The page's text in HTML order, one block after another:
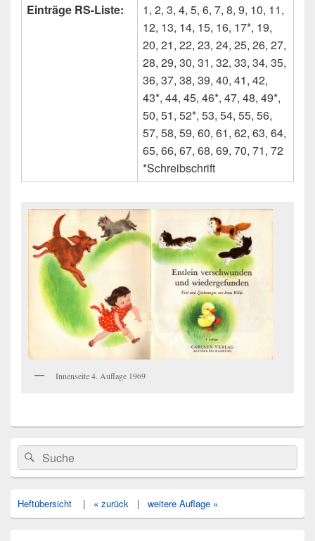
Einträge RS-Liste:
1, 2, 3, 4, 5, 6, 7, 8, 9, 10, 11,
12, 13, 14, 15, 16, 17*, 19,
20, 21, 22, 23, 24, 25, 26, 27,
28, 29, 30, 31, 32, 33, 34, 35,
36, 37, 38, 39, 40, 41, 42,
43*, 44, 45, 46*, 47, 48, 49*,
50, 51, 52*, 53, 54, 55, 56,
57, 58, 59, 60, 61, 62, 63, 64,
65, 66, 67, 68, 69, 70, 71, 72
*Schreibschrift
Innenseite 4. Auflage 1969
Primärer
Seitenleisten
Widget-
Bereich
Search
for:
Suche
Heftübersicht | « zurück | weitere Auflage »